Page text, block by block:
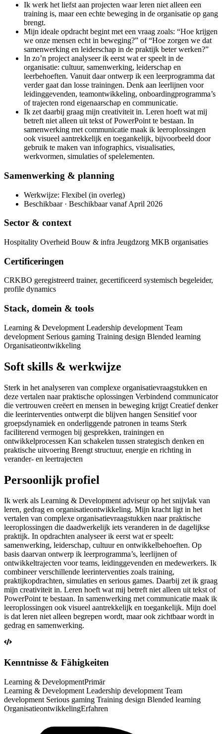
Ik werk het liefst aan projecten waar leren niet alleen een
training is, maar een echte beweging in de organisatie op gang
brengt.
Mijn ideale opdracht begint met een vraag zoals: “Hoe krijgen
we onze mensen echt in beweging?” of “Hoe zorgen we dat
samenwerking en leiderschap in de praktijk beter werken?”
In zo’n project analyseer ik eerst wat er speelt in de
organisatie: cultuur, samenwerking, leiderschap en
leerbehoeften. Vanuit daar ontwerp ik een leerprogramma dat
verder gaat dan losse trainingen. Denk aan leerlijnen voor
leidinggevenden, teamontwikkeling, onboardingprogramma’s
of trajecten rond eigenaarschap en communicatie.
Ik zet daarbij graag mijn creativiteit in. Leren hoeft wat mij
betreft niet alleen uit tekst of PowerPoint te bestaan. In
samenwerking met communicatie maak ik leeroplossingen
ook visueel aantrekkelijk en toegankelijk, bijvoorbeeld door
gebruik te maken van infographics, visualisaties,
werkvormen, simulaties of spelelementen.
Samenwerking & planning
Werkwijze: Flexibel (in overleg)
Beschikbaar · Beschikbaar vanaf April 2026
Sector & context
Hospitality Overheid Bouw & infra Jeugdzorg MKB organisaties
Certificeringen
CRKBO geregistreerd trainer, gecertificeerd systemisch begeleider,
profile dynamics
Stack, domein & tools
Learning & Development Leadership development Team
development Serious gaming Training design Blended learning
Organisatieontwikkeling
Soft skills & werkwijze
Sterk in het analyseren van complexe organisatievraagstukken en
deze vertalen naar praktische oplossingen Verbindend communicator
die vertrouwen creëert en mensen in beweging krijgt Creatief denker
die leerinterventies ontwerpt die blijven hangen Sensitief voor
groepsdynamiek en onderliggende patronen in teams Sterk
faciliterend vermogen bij gesprekken, trainingen en
ontwikkelprocessen Kan schakelen tussen strategisch denken en
praktische uitvoering Brengt structuur, energie en richting in
verander- en leertrajecten
Persoonlijk profiel
Ik werk als Learning & Development adviseur op het snijvlak van
leren, gedrag en organisatieontwikkeling. Mijn kracht ligt in het
vertalen van complexe organisatievraagstukken naar praktische
leeroplossingen die daadwerkelijk iets veranderen in de dagelijkse
praktijk. In opdrachten analyseer ik eerst wat er speelt:
samenwerking, leiderschap, cultuur en ontwikkelbehoeften. Op
basis daarvan ontwerp ik leerprogramma’s, leerlijnen of
ontwikkeltrajecten voor teams, leidinggevenden en medewerkers. Ik
combineer verschillende leerinterventies zoals training,
praktijkopdrachten, simulaties en serious games. Daarbij zet ik graag
mijn creativiteit in. Leren hoeft wat mij betreft niet alleen uit tekst of
PowerPoint te bestaan. In samenwerking met communicatie maak ik
leeroplossingen ook visueel aantrekkelijk en toegankelijk. Mijn doel
is dat leren niet alleen begrepen wordt, maar ook zichtbaar wordt in
gedrag en samenwerking.
Kenntnisse & Fähigkeiten
Learning & DevelopmentPrimär
Learning & Development Leadership development Team
development Serious gaming Training design Blended learning
OrganisatieontwikkelingErfahren